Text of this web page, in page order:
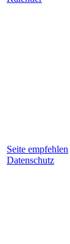
Seite empfehlen
Datenschutz